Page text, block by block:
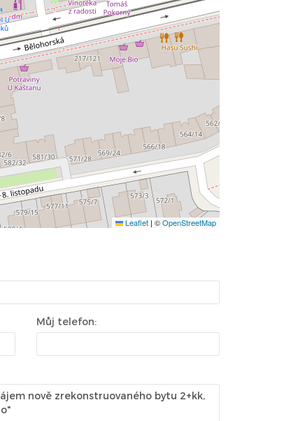
Leaflet | ©OpenStreetMap
Můj telefon: